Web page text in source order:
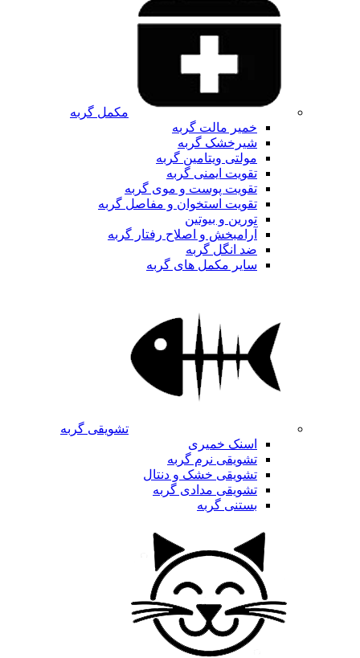
مکمل گربه
خمیر مالت گربه
شیرخشک گربه
مولتی ویتامین گربه
تقویت ایمنی گربه
تقویت پوست و موی گربه
تقویت استخوان و مفاصل گربه
تورین و بیوتین
آرامبخش و اصلاح رفتار گربه
ضد انگل گربه
سایر مکمل های گربه
تشویقی گربه
اسنک خمیری
تشویقی نرم گربه
تشویقی خشک و دنتال
تشویقی مدادی گربه
بستنی گربه